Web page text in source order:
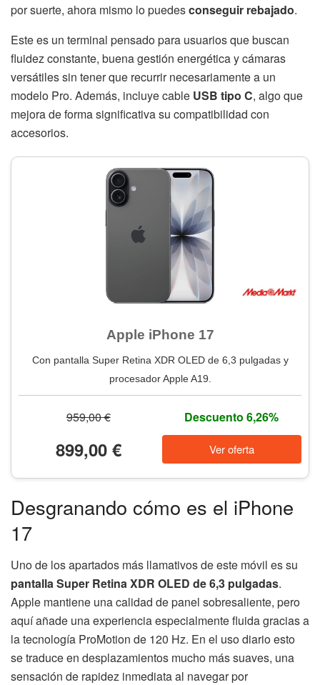
por suerte, ahora mismo lo puedesconseguir rebajado.
Este es un terminal pensado para usuarios que buscan
fluidez constante, buena gestión energética y cámaras
versátiles sin tener que recurrir necesariamente a un
modelo Pro. Además, incluye cable USB tipo C, algo que
mejora de forma significativa su compatibilidad con
accesorios.
Apple iPhone 17
Con pantalla Super Retina XDR OLED de 6,3 pulgadas y
procesador Apple A19.
959,00 € Descuento 6,26%
899,00 € Ver oferta
Desgranando cómo es el iPhone
17
Uno de los apartados más llamativos de este móvil es su
pantalla Super Retina XDR OLED de 6,3 pulgadas.
Apple mantiene una calidad de panel sobresaliente, pero
aquí añade una experiencia especialmente fluida gracias a
la tecnología ProMotion de 120 Hz. En el uso diario esto
se traduce en desplazamientos mucho más suaves, una
sensación de rapidez inmediata al navegar por